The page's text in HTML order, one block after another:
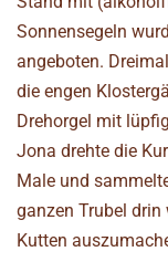
Sonnensegeln
angeboten.
die engen
Drehorgel mit
Jona drehte die
Male und
ganzen Trubel drin
Kutten